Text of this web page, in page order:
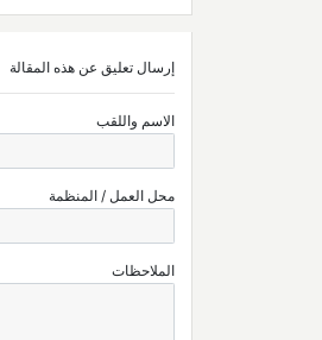
إرسال تعليق عن هذه المقالة
الاسم واللقب
محل العمل / المنظمة
الملاحظات